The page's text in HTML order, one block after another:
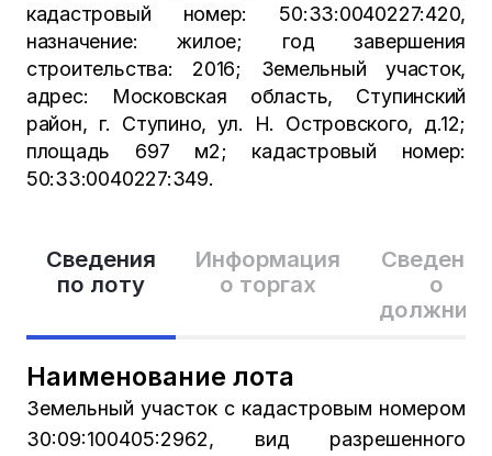
Сведения
по лоту
Информация
о торгах
Сведения
о
Наименование лота
Земельный участок с кадастровым номером
30:09:100405:2962, вид разрешенного
кадастровый номер: 50:33:0040227:420,
назначение: жилое; год завершения
строительства: 2016; Земельный участок,
адрес: Московская область, Ступинский
район, г. Ступино, ул. Н. Островского, д.12;
площадь 697 м2; кадастровый номер:
50:33:0040227:349.